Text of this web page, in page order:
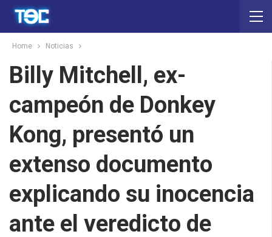
Home Noticias
Billy Mitchell, ex-
campeón de Donkey
Kong, presentó un
extenso documento
explicando su inocencia
ante el veredicto de